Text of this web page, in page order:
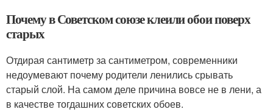
Почему в Советском союзе клеили обои поверх
старых
Отдирая сантиметр за сантиметром, современники
недоумевают почему родители ленились срывать
старый слой. На самом деле причина вовсе не в лени, а
в качестве тогдашних советских обоев.